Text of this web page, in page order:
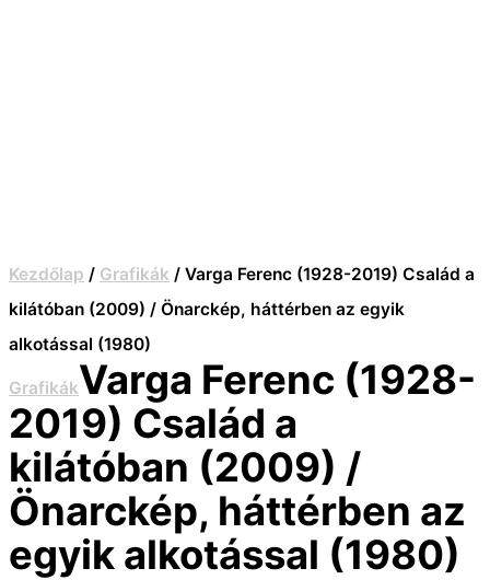
Kezdőlap / Grafikák / Varga Ferenc (1928-2019) Család a
kilátóban (2009) / Önarckép, háttérben az egyik
alkotással (1980)
GrafikákVarga Ferenc (1928-
2019) Család a
kilátóban (2009) /
Önarckép, háttérben az
egyik alkotással (1980)